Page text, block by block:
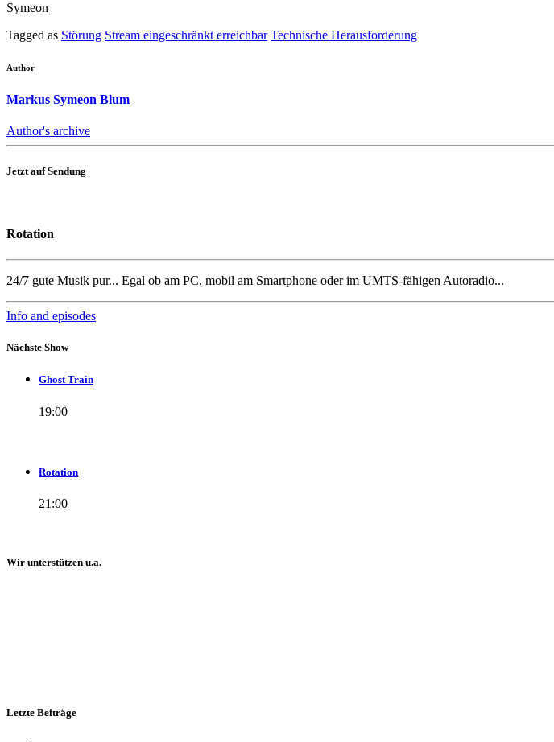
Symeon
Tagged as Störung Stream eingeschränkt erreichbar Technische Herausforderung
Author
Markus Symeon Blum
Author's archive
Jetzt auf Sendung
Rotation
24/7 gute Musik pur... Egal ob am PC, mobil am Smartphone oder im UMTS-fähigen Autoradio...
Info and episodes
Nächste Show
Ghost Train
19:00
Rotation
21:00
Wir unterstützen u.a.
Letzte Beiträge